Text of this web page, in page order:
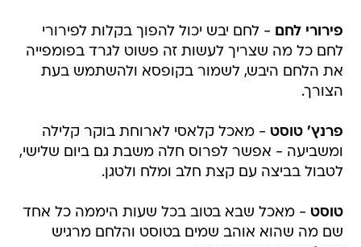
פירורי לחם - לחם יבש יכול להפוך בקלות לפירורי
לחם כל מה שצריך לעשות זה פשוט לגרד בפומפייה
את הלחם היבש, לשמור בקופסא ולהשתמש בעת
הצורך.
פרנץ' טוסט - מאכל קלאסי לארוחת בוקר קלילה
ומשביעה - אפשר לפרוס חלה משבת גם ביום שלישי,
לטבול בביצה עם קצת חלב ומלח ולטגן.
טוסט - מאכל שבא בטוב בכל שעות היממה כל אחד
שם מה שהוא אוהב שמים בטוסט והלחם מרגיש